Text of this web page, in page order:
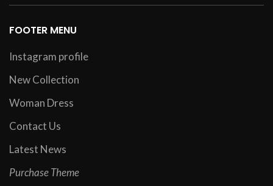
FOOTER MENU
Instagram profile
New Collection
Woman Dress
Contact Us
Latest News
Purchase Theme